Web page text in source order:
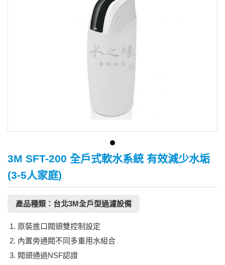
3M SFT-200 全戶式軟水系統 有效減少水垢
(3-5人家庭)
產品種類：台北3M全戶型過濾設備
原裝進口閥頭雙控制設定
內置旁通閥不同多重用水組合
閥頭通過NSF認證